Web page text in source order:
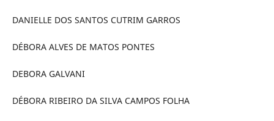
DANIELLE DOS SANTOS CUTRIM GARROS
DÉBORA ALVES DE MATOS PONTES
DEBORA GALVANI
DÉBORA RIBEIRO DA SILVA CAMPOS FOLHA